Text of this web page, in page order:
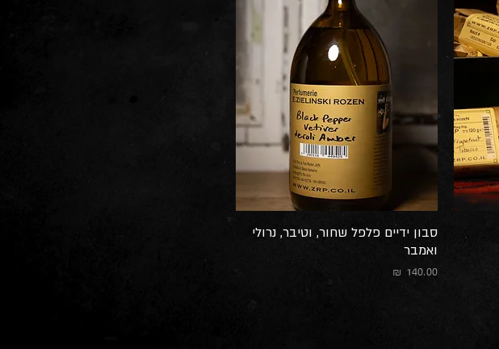
סבון ידיים פלפל שחור, וטיבר, נרולי
ואמבר
מחיר